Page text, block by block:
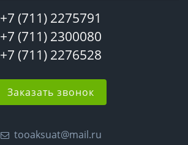
+7 (711) 2275791
+7 (711) 2300080
+7 (711) 2276528
Заказать звонок
tooaksuat@mail.ru